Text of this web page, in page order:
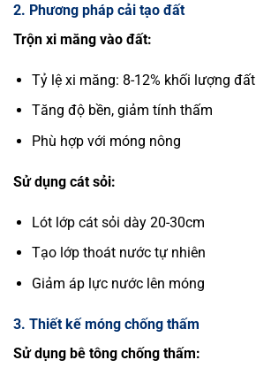
2. Phương pháp cải tạo đất
Trộn xi măng vào đất:
Tỷ lệ xi măng: 8-12% khối lượng đất
Tăng độ bền, giảm tính thấm
Phù hợp với móng nông
Sử dụng cát sỏi:
Lót lớp cát sỏi dày 20-30cm
Tạo lớp thoát nước tự nhiên
Giảm áp lực nước lên móng
3. Thiết kế móng chống thấm
Sử dụng bê tông chống thấm: